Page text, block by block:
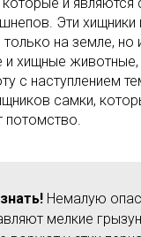
и
Эти хищники
на земле, но
и хищные
с наступлением
самки,
потомство.
Немалую
мелкие